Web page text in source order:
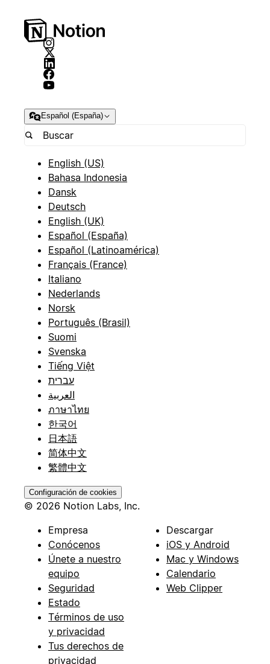
Español (España)
English (US)
Bahasa Indonesia
Dansk
Deutsch
English (UK)
Español (España)
Español (Latinoamérica)
Français (France)
Italiano
Nederlands
Norsk
Português (Brasil)
Suomi
Svenska
Tiếng Việt
עברית
العربية
ภาษาไทย
한국어
日本語
简体中文
繁體中文
Configuración de cookies
© 2026 Notion Labs, Inc.
Empresa
Conócenos
Únete a nuestro
equipo
Seguridad
Estado
Términos de uso
y privacidad
Tus derechos de
privacidad
Descargar
iOS y Android
Mac y Windows
Calendario
Web Clipper